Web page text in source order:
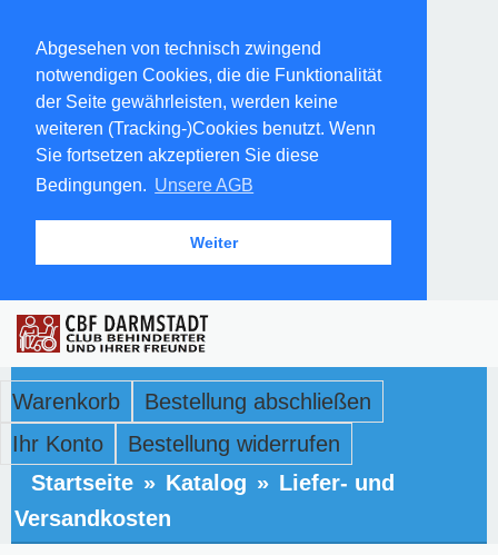
Abgesehen von technisch zwingend
notwendigen Cookies, die die Funktionalität
der Seite gewährleisten, werden keine
weiteren (Tracking-)Cookies benutzt. Wenn
Sie fortsetzen akzeptieren Sie diese
Bedingungen. Unsere AGB
Weiter
Warenkorb
Bestellung abschließen
Ihr Konto
Bestellung widerrufen
Startseite » Katalog » Liefer- und
Versandkosten